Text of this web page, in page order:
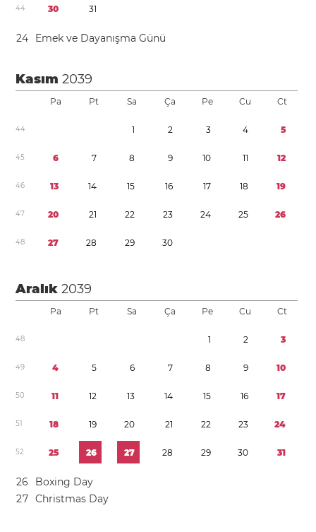
44 30 31
24 Emek ve Dayanışma Günü
Kasım2039
Pa Pt Sa Ça Pe Cu Ct
44 1 2 3 4 5
45 6 7 8 9 10 11 12
46 13 14 15 16 17 18 19
47 20 21 22 23 24 25 26
48 27 28 29 30
Aralık2039
Pa Pt Sa Ça Pe Cu Ct
48 1 2 3
49 4 5 6 7 8 9 10
50 11 12 13 14 15 16 17
51 18 19 20 21 22 23 24
52 25 26 27 28 29 30 31
26
Boxing Day
27 Christmas Day